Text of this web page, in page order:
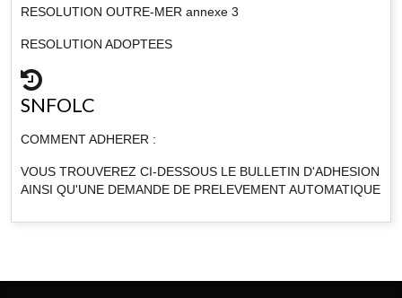
RESOLUTION OUTRE-MER annexe 3
RESOLUTION ADOPTEES
SNFOLC
COMMENT ADHERER :
VOUS TROUVEREZ CI-DESSOUS LE BULLETIN D'ADHESION
AINSI QU'UNE DEMANDE DE PRELEVEMENT AUTOMATIQUE